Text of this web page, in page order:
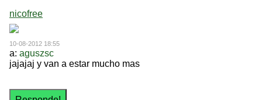
nicofree
10-08-2012 18:55
a: aguszsc
jajajaj y van a estar mucho mas